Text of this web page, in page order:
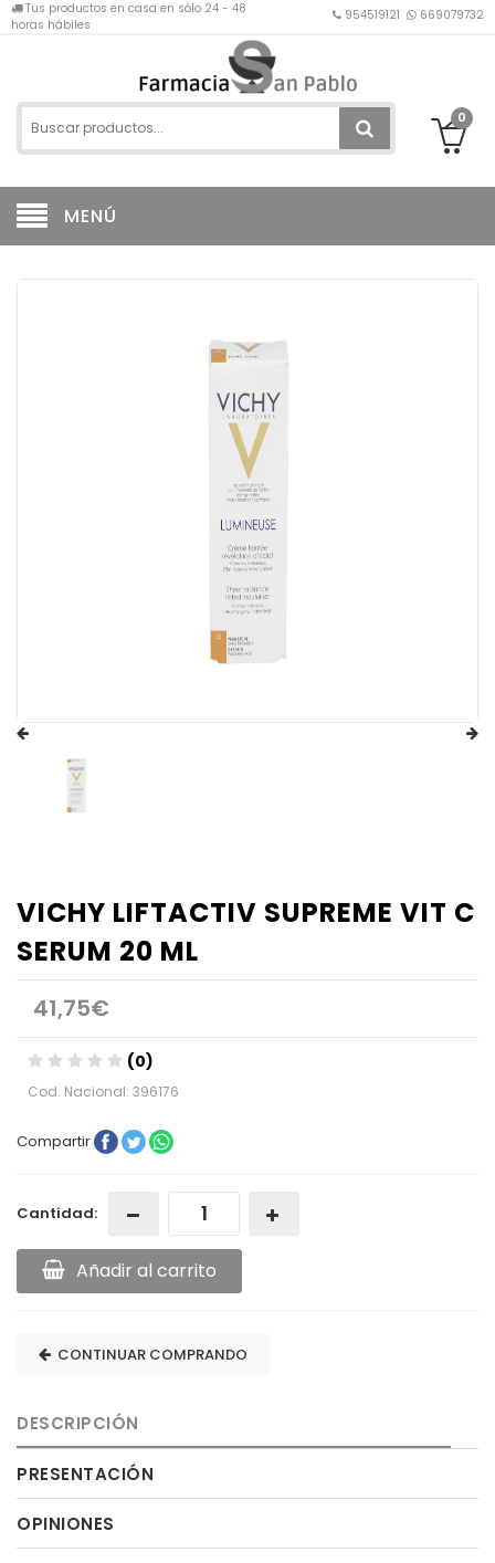
Tus productos en casa en sólo 24 - 48
horas hábiles
954519121 669079732
0
MENÚ
VICHY LIFTACTIV SUPREME VIT C
SERUM 20 ML
41,75€
(0)
Cod. Nacional: 396176
Compartir
Cantidad:
Añadir al carrito
CONTINUAR COMPRANDO
DESCRIPCIÓN
PRESENTACIÓN
OPINIONES